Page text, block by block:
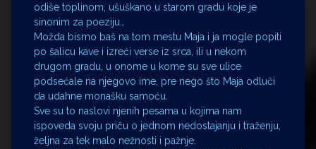
odiše toplinom, ušuškano u starom gradu koje je
sinonim za poeziju…
Možda bismo baš na tom mestu Maja i ja mogle popiti
po šalicu kave i izreći verse iz srca, ili u nekom
drugom gradu, u onome u kome su sve ulice
podsećale na njegovo ime, pre nego što Maja odluči
da udahne monašku samoću.
Sve su to naslovi njenih pesama u kojima nam
ispoveda svoju priču o jednom nedostajanju i traženju,
željna za tek malo nežnosti i pažnje.